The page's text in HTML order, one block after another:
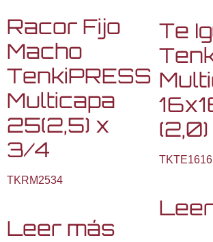
Racor Fijo
Macho
TenkiPRESS
Multicapa
25(2,5) x
3/4
TKRM2534
Leer más
Te
(2,0)